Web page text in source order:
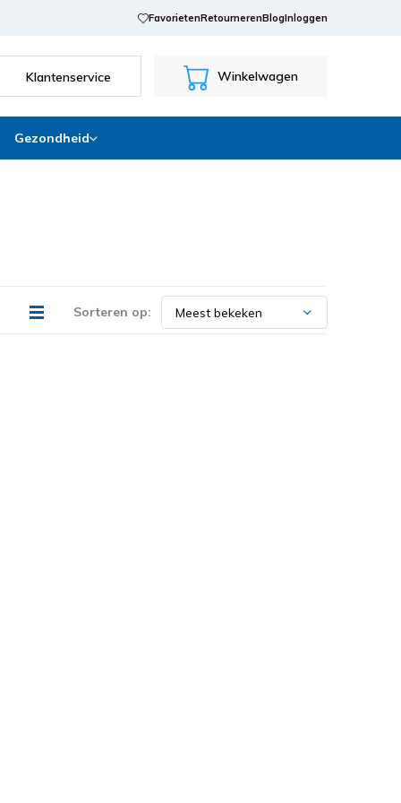
FavorietenRetournerenBlogInloggen
Klantenservice Winkelwagen
Gezondheid
Sorteren op: